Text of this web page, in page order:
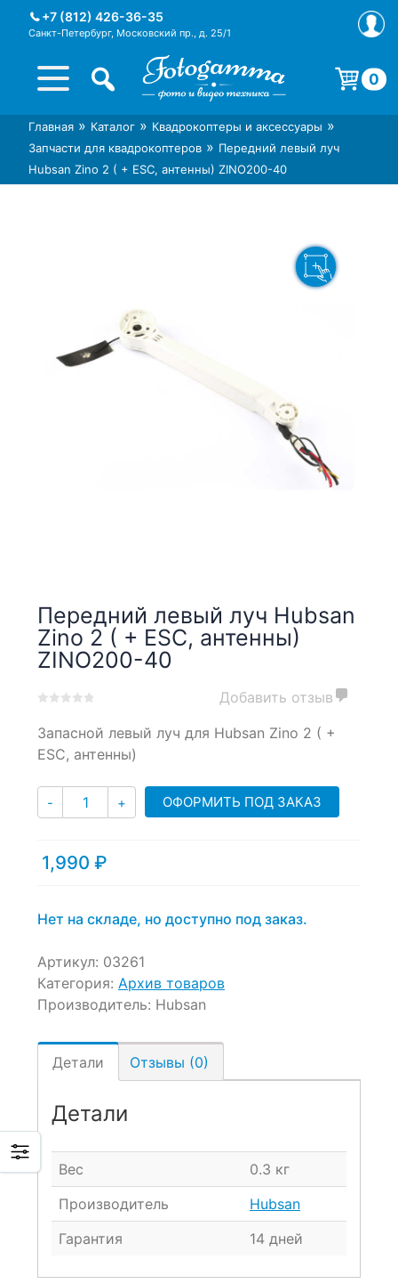
+7 (812) 426-36-35
Санкт-Петербург, Московский пр., д. 25/1
Интернет-магазин фототехники
Foto-Gamma в СПб
Магазин фотоаксессуаров foto-
gamma.ru
0
Корзина пуста.
Главная » Каталог » Квадрокоптеры и аксессуары »
Запчасти для квадрокоптеров » Передний левый луч
Hubsan Zino 2 ( + ESC, антенны) ZINO200-40
Передний левый луч Hubsan
Zino 2 ( + ESC, антенны)
ZINO200-40
out
of
based
ratings
Добавить отзыв
Запасной левый луч для Hubsan Zino 2 ( +
ESC, антенны)
- Количество
+ ОФОРМИТЬ ПОД ЗАКАЗ
1,990 ₽
Нет на складе, но доступно под заказ.
Артикул: 03261
Категория: Архив товаров
Производитель: Hubsan
Детали Отзывы (0)
Детали
Вес
0.3 кг
Производитель
Hubsan
Гарантия
14 дней